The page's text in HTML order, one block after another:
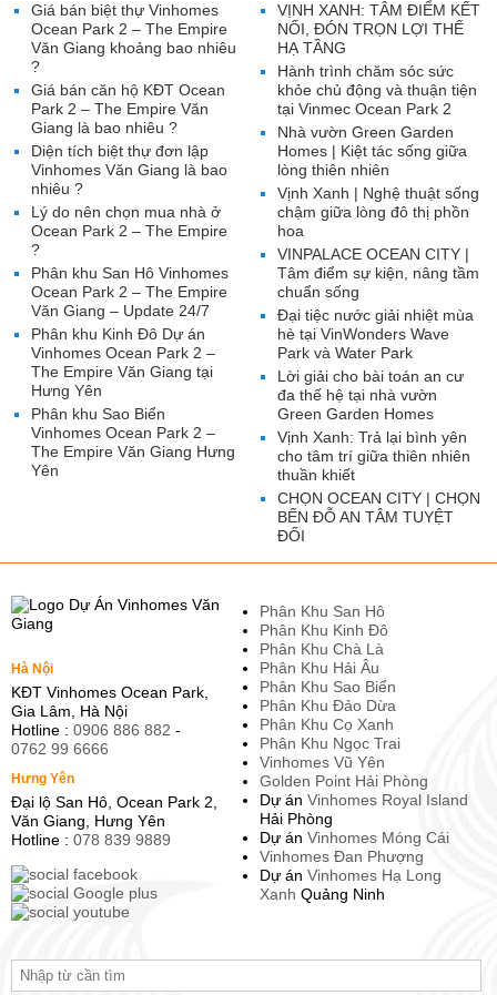
VỊNH XANH: TÂM ĐIỂM KẾT
NỐI, ĐÓN TRỌN LỢI THẾ
HẠ TẦNG
Hành trình chăm sóc sức
khỏe chủ động và thuận tiện
tại Vinmec Ocean Park 2
Nhà vườn Green Garden
Homes | Kiệt tác sống giữa
lòng thiên nhiên
Vịnh Xanh | Nghệ thuật sống
chậm giữa lòng đô thị phồn
hoa
VINPALACE OCEAN CITY |
Tâm điểm sự kiện, nâng tầm
chuẩn sống
Đại tiệc nước giải nhiệt mùa
hè tại VinWonders Wave
Park và Water Park
Lời giải cho bài toán an cư
đa thế hệ tại nhà vườn
Green Garden Homes
Vịnh Xanh: Trả lại bình yên
cho tâm trí giữa thiên nhiên
thuần khiết
CHỌN OCEAN CITY | CHỌN
BẾN ĐỖ AN TÂM TUYỆT
ĐỐI
Giá bán biệt thự Vinhomes
Ocean Park 2 – The Empire
Văn Giang khoảng bao nhiêu
?
Giá bán căn hộ KĐT Ocean
Park 2 – The Empire Văn
Giang là bao nhiêu ?
Diện tích biệt thự đơn lập
Vinhomes Văn Giang là bao
nhiêu ?
Lý do nên chọn mua nhà ở
Ocean Park 2 – The Empire
?
Phân khu San Hô Vinhomes
Ocean Park 2 – The Empire
Văn Giang – Update 24/7
Phân khu Kinh Đô Dự án
Vinhomes Ocean Park 2 –
The Empire Văn Giang tại
Hưng Yên
Phân khu Sao Biển
Vinhomes Ocean Park 2 –
The Empire Văn Giang Hưng
Yên
Hà Nội
KĐT Vinhomes Ocean Park,
Gia Lâm, Hà Nội
Hotline : 0906 886 882 -
0762 99 6666
Hưng Yên
Đại lộ San Hô, Ocean Park 2,
Văn Giang, Hưng Yên
Hotline : 078 839 9889
Phân Khu San Hô
Phân Khu Kinh Đô
Phân Khu Chà Là
Phân Khu Hải Âu
Phân Khu Sao Biển
Phân Khu Đảo Dừa
Phân Khu Cọ Xanh
Phân Khu Ngọc Trai
Vinhomes Vũ Yên
Golden Point Hải Phòng
Dự án Vinhomes Royal Island
Hải Phòng
Dự án Vinhomes Móng Cái
Vinhomes Đan Phượng
Dự án Vinhomes Hạ Long
Xanh Quảng Ninh